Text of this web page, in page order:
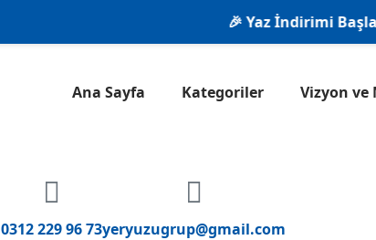
🎉 Yaz İndirimi
Ana Sayfa Kategoriler Vizyon ve
0312 229 96 73yeryuzugrup@gmail.com